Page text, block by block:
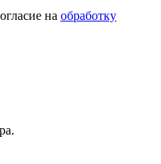
на обработку